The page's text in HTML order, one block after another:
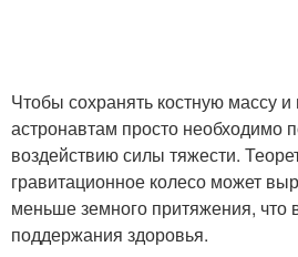
Чтобы сохранять костную массу
астронавтам просто необходимо
воздействию силы тяжести.
гравитационное колесо может
меньше земного притяжения, что
поддержания здоровья.